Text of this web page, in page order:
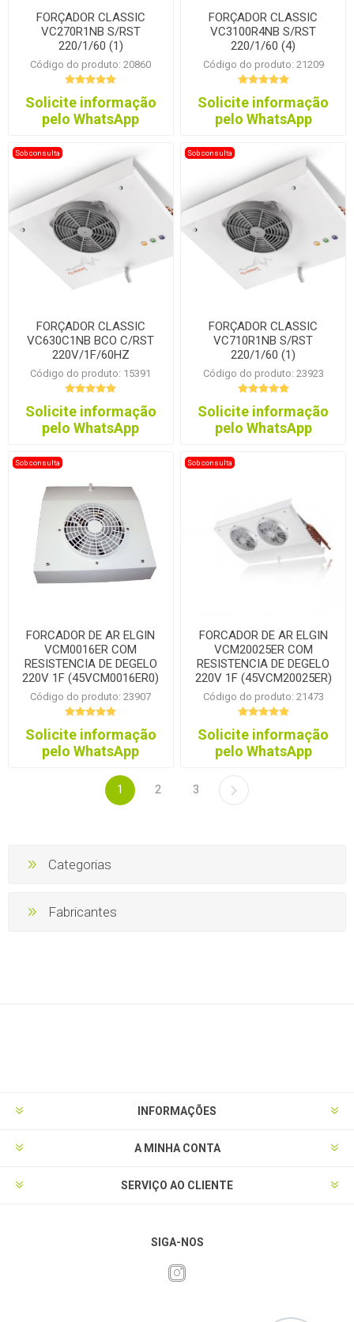
FORÇADOR CLASSIC
VC270R1NB S/RST
220/1/60 (1)
Código do produto: 20860
Solicite informação
pelo WhatsApp
FORÇADOR CLASSIC
VC3100R4NB S/RST
220/1/60 (4)
Código do produto: 21209
Solicite informação
pelo WhatsApp
Sob consulta
FORÇADOR CLASSIC
VC630C1NB BCO C/RST
220V/1F/60HZ
Código do produto: 15391
Solicite informação
pelo WhatsApp
Sob consulta
FORÇADOR CLASSIC
VC710R1NB S/RST
220/1/60 (1)
Código do produto: 23923
Solicite informação
pelo WhatsApp
Sob consulta
FORCADOR DE AR ELGIN
VCM0016ER COM
RESISTENCIA DE DEGELO
220V 1F (45VCM0016ER0)
Código do produto: 23907
Solicite informação
pelo WhatsApp
Sob consulta
FORCADOR DE AR ELGIN
VCM20025ER COM
RESISTENCIA DE DEGELO
220V 1F (45VCM20025ER)
Código do produto: 21473
Solicite informação
pelo WhatsApp
1 2 3
Categorias
Fabricantes
INFORMAÇÕES
A MINHA CONTA
SERVIÇO AO CLIENTE
SIGA-NOS